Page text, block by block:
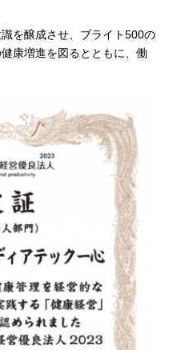
を醸成させ、ブライト500の
康増進を図るとともに、働